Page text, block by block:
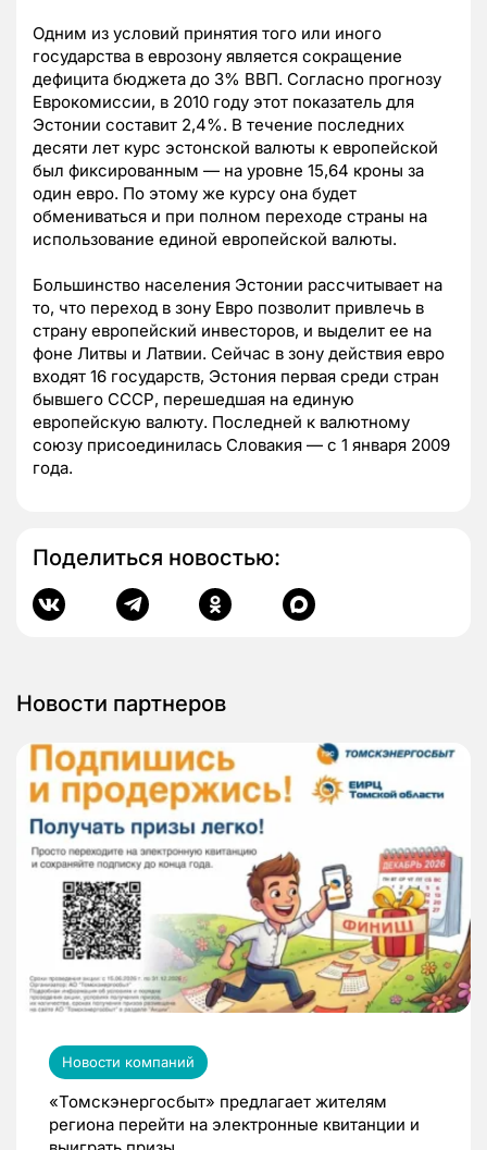
Одним из условий принятия того или иного
государства в еврозону является сокращение
дефицита бюджета до 3% ВВП. Согласно прогнозу
Еврокомиссии, в 2010 году этот показатель для
Эстонии составит 2,4%. В течение последних
десяти лет курс эстонской валюты к европейской
был фиксированным — на уровне 15,64 кроны за
один евро. По этому же курсу она будет
обмениваться и при полном переходе страны на
использование единой европейской валюты.
Большинство населения Эстонии рассчитывает на
то, что переход в зону Евро позволит привлечь в
страну европейский инвесторов, и выделит ее на
фоне Литвы и Латвии. Сейчас в зону действия евро
входят 16 государств, Эстония первая среди стран
бывшего СССР, перешедшая на единую
европейскую валюту. Последней к валютному
союзу присоединилась Словакия — с 1 января 2009
года.
Поделиться новостью:
Новости партнеров
Новости компаний
«Томскэнергосбыт» предлагает жителям
региона перейти на электронные квитанции и